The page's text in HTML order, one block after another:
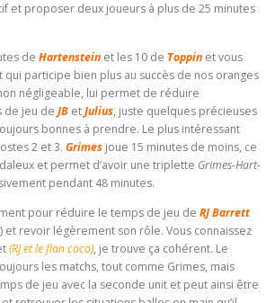
et proposer deux joueurs à plus de 25 minutes
de Hartenstein et les 10 de Toppin et vous
qui participe bien plus au succès de nos oranges
négligeable, lui permet de réduire
de jeu de JB etJulius, juste quelques précieuses
bonnes à prendre. Le plus intéressant
2 et 3. Grimes joue 15 minutes de moins, ce
et permet d’avoir une triplette Grimes-Hart-
pendant 48 minutes.
pour réduire le temps de jeu de RJ Barrett
et revoir légèrement son rôle. Vous connaissez
(RJ et le flan coco), je trouve ça cohérent. Le
les matchs, tout comme Grimes, mais
de jeu avec la seconde unit et peut ainsi être